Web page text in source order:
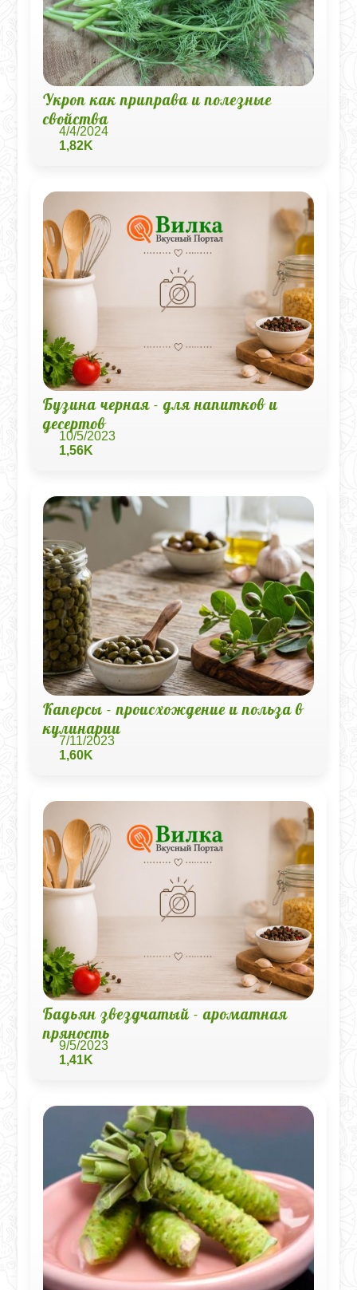
Укроп как приправа и полезные
свойства
4/4/2024
1,82K
Бузина черная - для напитков и
десертов
10/5/2023
1,56K
Каперсы - происхождение и польза в
кулинарии
7/11/2023
1,60K
Бадьян звездчатый - ароматная
пряность
9/5/2023
1,41K